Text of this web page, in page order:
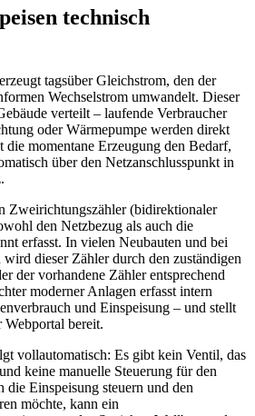
technisch
tagsüber Gleichstrom, den der
Wechselstrom umwandelt. Dieser
verteilt – laufende Verbraucher
oder Wärmepumpe werden direkt
die momentane Erzeugung den Bedarf,
über den Netzanschlusspunkt in
Zweirichtungszähler (bidirektionaler
den Netzbezug als auch die
erfasst. In vielen Neubauten und bei
dieser Zähler durch den zuständigen
der vorhandene Zähler entsprechend
moderner Anlagen erfasst intern
und Einspeisung – und stellt
Webportal bereit.
vollautomatisch: Es gibt kein Ventil, das
keine manuelle Steuerung für den
Einspeisung steuern und den
möchte, kann ein